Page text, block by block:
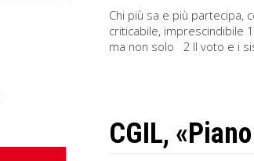
Chi più sa e più partecipa,
criticabile, imprescindibile
ma non solo 2 Il voto e i
CGIL,